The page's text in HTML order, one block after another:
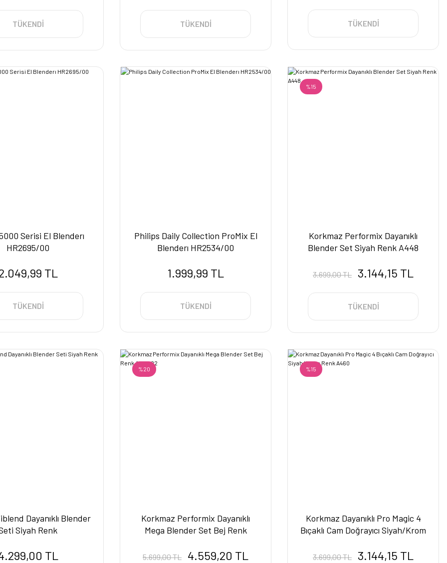
TÜKENDİ TÜKENDİ TÜKENDİ
Serisi El Blenderı
HR2695/00
TL
TÜKENDİ
Philips Daily Collection ProMix El
Blenderı HR2534/00
1.999,99 TL
TÜKENDİ
%15
Korkmaz Performix Dayanıklı
Blender Set Siyah Renk A448
3.699,00 TL 3.144,15 TL
TÜKENDİ
Dayanıklı Blender
Siyah Renk
TL
%20
Korkmaz Performix Dayanıklı
Mega Blender Set Bej Renk
5.699,00 TL 4.559,20 TL
%15
Korkmaz Dayanıklı Pro Magic 4
Bıçaklı Cam Doğrayıcı Siyah/Krom
3.699,00 TL 3.144,15 TL